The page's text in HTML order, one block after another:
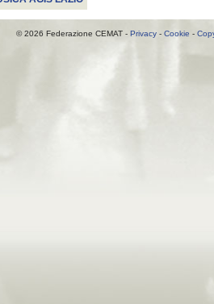
© 2026 Federazione CEMAT - Privacy - Cookie -